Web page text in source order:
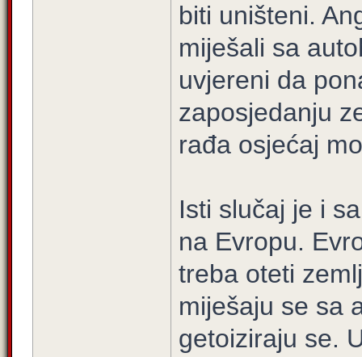
biti uništeni.
miješali sa
uvjereni da
zaposjedanju
rađa osjećaj
Isti slučaj je i
na Evropu.
treba oteti
miješaju se sa
getoiziraju se.